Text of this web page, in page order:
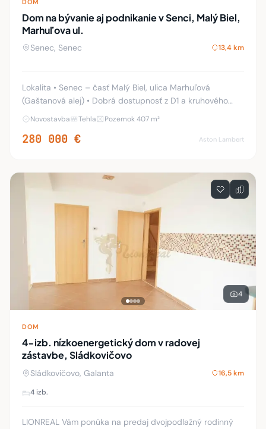
Dom na bývanie aj podnikanie v Senci, Malý Biel,
Marhuľova ul.
Senec, Senec 13,4 km
Lokalita • Senec – časť Malý Biel, ulica Marhuľová
(Gaštanová alej) • Dobrá dostupnosť z D1 a kruhového
objazdu (smer Veľký Biel) • Okolie: nová zástavba
Novostavba Tehla Pozemok 407 m²
280 000 € Aston Lambert
4
DOM
4-izb. nízkoenergetický dom v radovej
zástavbe, Sládkovičovo
Sládkovičovo, Galanta 16,5 km
4 izb.
LIONREAL Vám ponúka na predaj dvojpodlažný rodinný